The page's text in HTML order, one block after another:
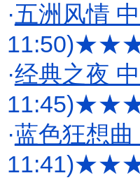
·五洲风情
11:50)
·经典之夜
11:45)
·蓝色狂想
11:41)